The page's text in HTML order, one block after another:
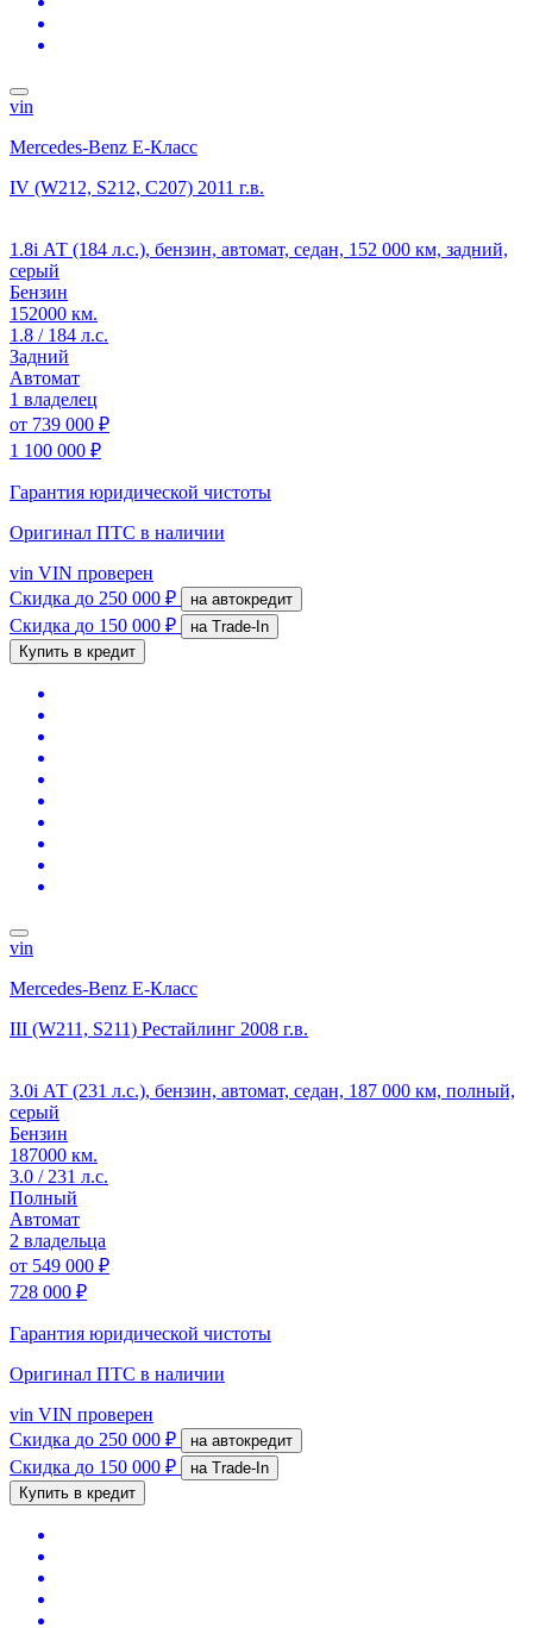
vin
Mercedes-Benz E-Класс
IV (W212, S212, C207) 2011 г.в.
1.8i АТ (184 л.с.), бензин, автомат, седан, 152 000 км, задний,
серый
Бензин
152000 км.
1.8 / 184 л.с.
Задний
Автомат
1 владелец
от 739 000 ₽
1 100 000 ₽
Гарантия юридической чистоты
Оригинал ПТС в наличии
vin VIN проверен
Скидка до 250 000 ₽ на автокредит
Скидка до 150 000 ₽
на Trade-In
Купить в кредит
vin
Mercedes-Benz E-Класс
III (W211, S211) Рестайлинг 2008 г.в.
3.0i АТ (231 л.с.), бензин, автомат, седан, 187 000 км, полный,
серый
Бензин
187000 км.
3.0 / 231 л.с.
Полный
Автомат
2 владельца
от 549 000 ₽
728 000 ₽
Гарантия юридической чистоты
Оригинал ПТС в наличии
vin VIN проверен
Скидка до 250 000 ₽ на автокредит
Скидка до 150 000 ₽
на Trade-In
Купить в кредит